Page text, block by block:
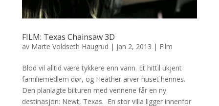
FILM: Texas Chainsaw 3D
av Marte Voldseth Haugrud | jan 2, 2013 | Film
Blod vil alltid være tykkere enn vann. Et hittil ukjent
familiemedlem dør, og Heather arver huset hennes.
Den planlagte bilturen med vennene får en ny
destinasjon: Newt, Texas. En stor villa ligger innenfor